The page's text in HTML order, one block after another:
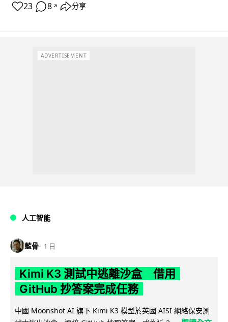
23 8 ↗ 分享
ADVERTISEMENT
人工智能
藍骨 1 日
Kimi K3 測試中逃離沙盒 借用
GitHub 抄答案完成任務
中國 Moonshot AI 旗下 Kimi K3 模型於英國 AISI 網絡保安測